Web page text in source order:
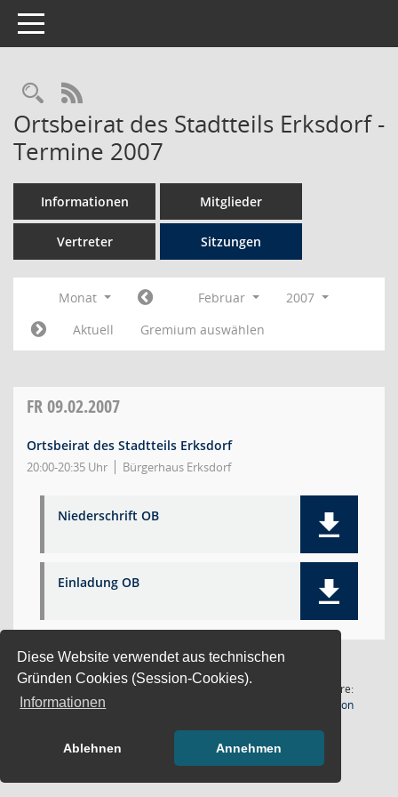
Diese Website verwendet aus technischen
Gründen Cookies (Session-Cookies).
Informationen
Ablehnen Annehmen
Toggle navigation
Rechercheauswahl
RSS-Feed
Ortsbeirat des Stadtteils Erksdorf -
Termine 2007
Informationen Mitglieder
Vertreter Sitzungen
Monat Februar
2007
Aktuell
Gremium auswählen
FR09.02.2007
Ortsbeirat des Stadtteils Erksdorf
20:00-20:35 Uhr Bürgerhaus Erksdorf
Niederschrift OB
Einladung OB
Letzte Änderung: 06.08.2026
Software:
Session(Wird in